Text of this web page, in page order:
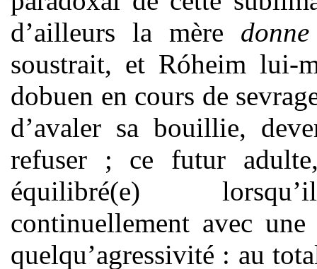
d’ailleurs la mère donne
soustrait, et Róheim lui-
dobuen en cours de
d’avaler sa bouillie,
refuser ; ce futur
équilibré(e) lorsqu’il
continuellement avec
quelqu’agressivité : au